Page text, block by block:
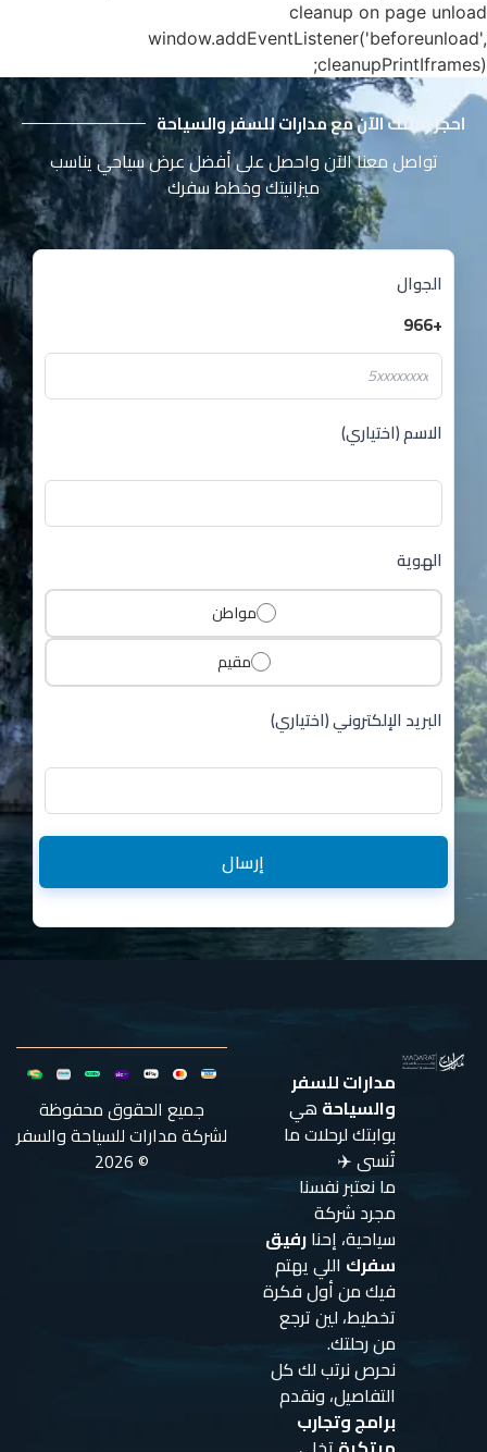
cleanup on page unload
window.addEventListener('beforeunload',
cleanupPrintIframes);
احجز رحلتك الآن مع مدارات للسفر والسياحة
تواصل معنا الآن واحصل على أفضل عرض سياحي يناسب
ميزانيتك وخطط سفرك
الجوال
+966
الاسم (اختياري)
الهوية
مواطن
مقيم
البريد الإلكتروني (اختياري)
إرسال
مدارات للسفر
والسياحة هي
بوابتك لرحلات ما
تُنسى ✈️
ما نعتبر نفسنا
مجرد شركة
سياحية، إحنارفيق
سفرك اللي يهتم
فيك من أول فكرة
تخطيط، لين ترجع
من رحلتك.
نحرص نرتب لك كل
التفاصيل، ونقدم
برامج وتجارب
جميع الحقوق محفوظة
لشركة مدارات للسياحة والسفر
© 2026